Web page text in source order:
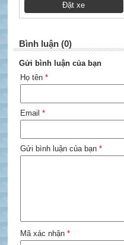
Đặt xe
Bình luận (0)
Gửi bình luận của bạn
Họ tên *
Email *
Gửi bình luận của bạn *
Mã xác nhận *